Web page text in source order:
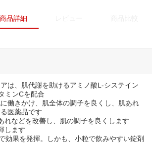
商品詳細
は、肌代謝を助けるアミノ酸L-システイン
ミンCを配合
働きかけ、肌全体の調子を良くし、肌あれ
医薬品です
れなどを改善し、肌の調子を良くします
します
効果を発揮。しかも、小粒で飲みやすい錠剤